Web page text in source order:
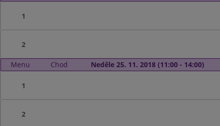
1
2
Menu Chod Neděle 25. 11. 2018 (11:00 - 14:00)
1
2